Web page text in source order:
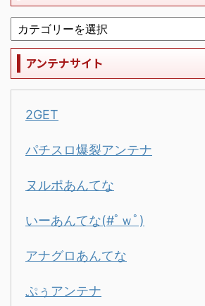
アンテナサイト
2GET
パチスロ爆裂アンテナ
ヌルポあんてな
いーあんてな(#ﾟｗﾟ)
アナグロあんてな
ぷぅアンテナ